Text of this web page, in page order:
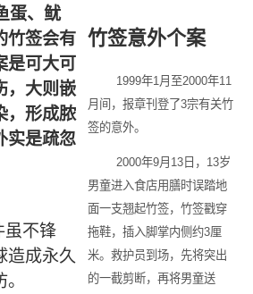
、鱿
竹签会有
是可大可
，大则嵌
，形成脓
实是疏忽
竹签意外个案
1999年1月至2000年11
月间，报章刊登了3宗有关竹
签的意外。
2000年9月13日，13岁
男童进入食店用膳时误踏地
面一支翘起竹签，竹签戳穿
拖鞋，插入脚掌内侧约3厘
米。救护员到场，先将突出
的一截剪断，再将男童送